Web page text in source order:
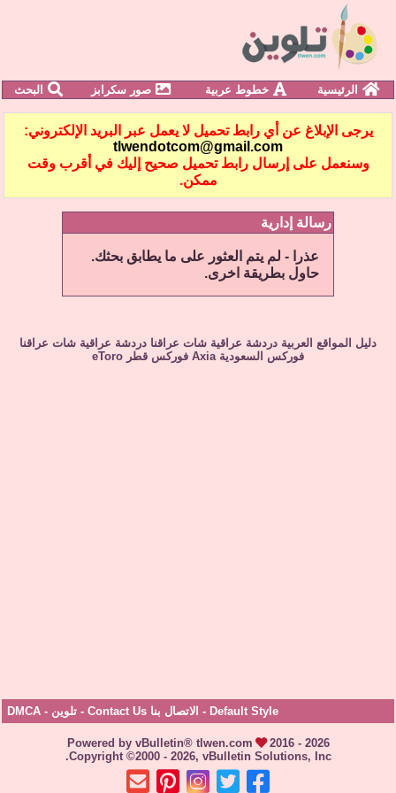
الرئيسية خطوط عربية صور سكرابز البحث
يرجى الإبلاغ عن أي رابط تحميل لا يعمل عبر البريد الإلكتروني:
tlwendotcom@gmail.com
وسنعمل على إرسال رابط تحميل صحيح إليك في أقرب وقت
ممكن.
رسالة إدارية
عذرا - لم يتم العثور على ما يطابق بحثك.
حاول بطريقة اخرى.
دليل المواقع العربية دردشة عراقية شات عراقنا دردشة عراقية شات عراقنا
فوركس السعودية Axia فوركس قطر eToro
Default Style
- الاتصال بنا Contact Us - تلوين -
DMCA
Powered by vBulletin® tlwen.com
2016 - 2026
Copyright ©2000 - 2026, vBulletin Solutions, Inc.